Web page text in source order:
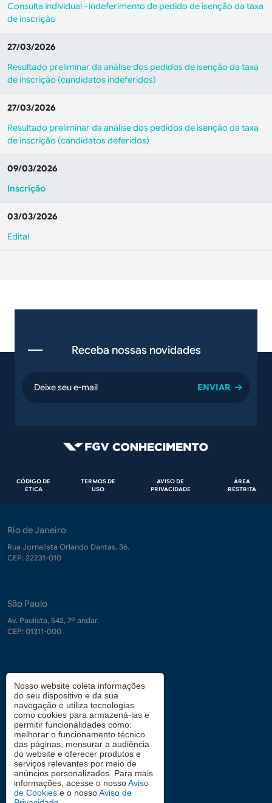
Consulta individual - indeferimento de pedido de isenção da taxa
de inscrição
27/03/2026
Resultado preliminar da análise dos pedidos de isenção da taxa
de inscrição (candidatos indeferidos)
27/03/2026
Resultado preliminar da análise dos pedidos de isenção da taxa
de inscrição (candidatos deferidos)
09/03/2026
Inscrição
03/03/2026
Edital
Receba nossas novidades
email
Rodapé
CÓDIGO DE
ÉTICA
TERMOS DE
USO
AVISO DE
PRIVACIDADE
ÁREA
RESTRITA
Rio de Janeiro
Rua Jornalista Orlando Dantas, 36.
CEP: 22231-010
São Paulo
Av. Paulista, 542, 7º andar.
CEP: 01311-000
Contrate-nos
demanda.conhecimento@fgv.br
+ 55 (21) 3799-6066
Atendimento aos candidatos
0800 2834628
Nosso website coleta informações
do seu dispositivo e da sua
navegação e utiliza tecnologias
como cookies para armazená-las e
permitir funcionalidades como:
melhorar o funcionamento técnico
das páginas, mensurar a audiência
do website e oferecer produtos e
serviços relevantes por meio de
anúncios personalizados. Para mais
informações, acesse o nossoAviso
de Cookies e o nossoAviso de